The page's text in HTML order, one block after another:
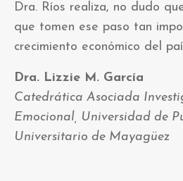
Dra. Ríos realiza, no dudo
que tomen ese paso tan
crecimiento económico del
Dra. Lizzie M. García
Catedrática Asociada
Emocional, Universidad de
Universitario de Mayagüez